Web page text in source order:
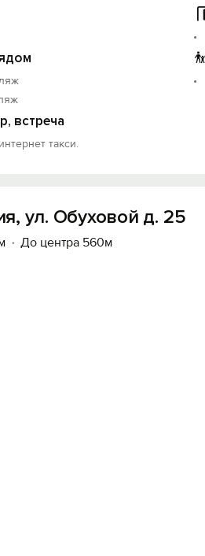
встреча
такси.
ул. Обуховой д. 25
До центра 560м